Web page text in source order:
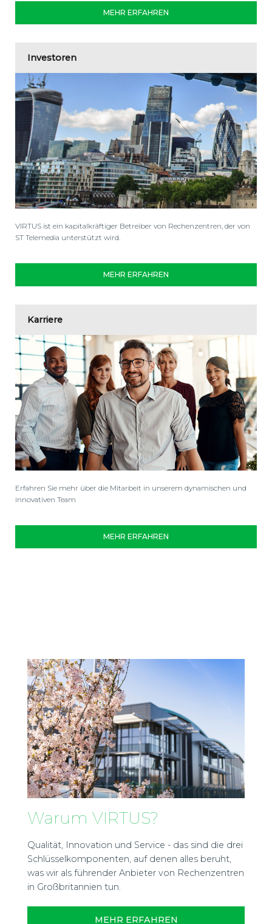
MEHR ERFAHREN
Investoren
VIRTUS ist ein kapitalkräftiger Betreiber von Rechenzentren, der von
ST Telemedia unterstützt wird.
MEHR ERFAHREN
Karriere
Erfahren Sie mehr über die Mitarbeit in unserem dynamischen und
innovativen Team
MEHR ERFAHREN
Warum VIRTUS?
Qualität, Innovation und Service - das sind die drei
Schlüsselkomponenten, auf denen alles beruht,
was wir als führender Anbieter von Rechenzentren
in Großbritannien tun.
MEHR ERFAHREN